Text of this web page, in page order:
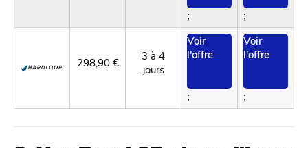
; ;
298,90 €
3 à 4
jours
Voir
l'offre
;
Voir
l'offre
;